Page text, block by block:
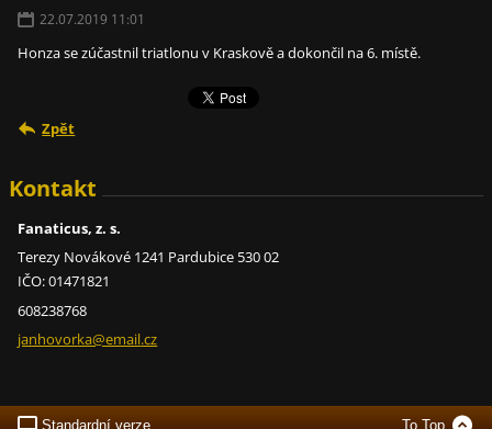
22.07.2019 11:01
Honza se zúčastnil triatlonu v Kraskově a dokončil na 6. místě.
Zpět
Kontakt
Fanaticus, z. s.
Terezy Novákové 1241 Pardubice 530 02
IČO: 01471821
608238768
janhovorka@email.cz
Standardní verze To Top